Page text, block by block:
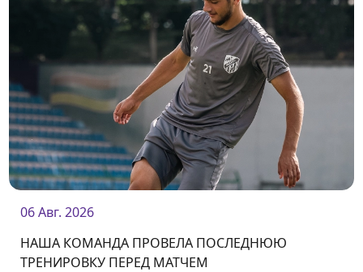
06 Авг. 2026
НАША КОМАНДА ПРОВЕЛА ПОСЛЕДНЮЮ
ТРЕНИРОВКУ ПЕРЕД МАТЧЕМ